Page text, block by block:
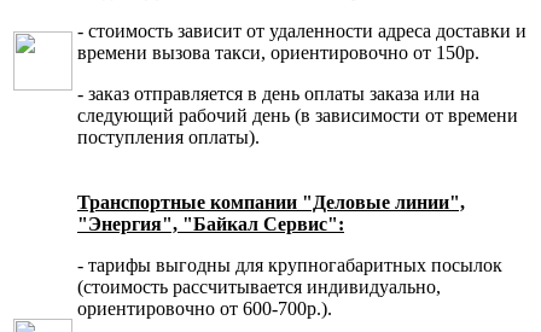
- стоимость зависит от удаленности адреса доставки и
времени вызова такси, ориентировочно от 150р.
- заказ отправляется в день оплаты заказа или на
следующий рабочий день (в зависимости от времени
поступления оплаты).
Транспортные компании "Деловые линии",
"Энергия", "Байкал Сервис":
- тарифы выгодны для крупногабаритных посылок
(стоимость рассчитывается индивидуально,
ориентировочно от 600-700р.).